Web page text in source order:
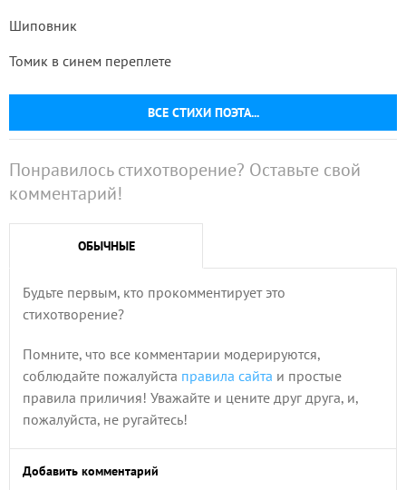
ВСЕ СТИХИ ПОЭТА...
Шиповник
Томик в синем переплете
Понравилось стихотворение? Оставьте свой
комментарий!
ОБЫЧНЫЕ
Будьте первым, кто прокомментирует это
стихотворение?
Помните, что все комментарии модерируются,
соблюдайте пожалуйста правила сайта и простые
правила приличия! Уважайте и цените друг друга, и,
пожалуйста, не ругайтесь!
Добавить комментарий